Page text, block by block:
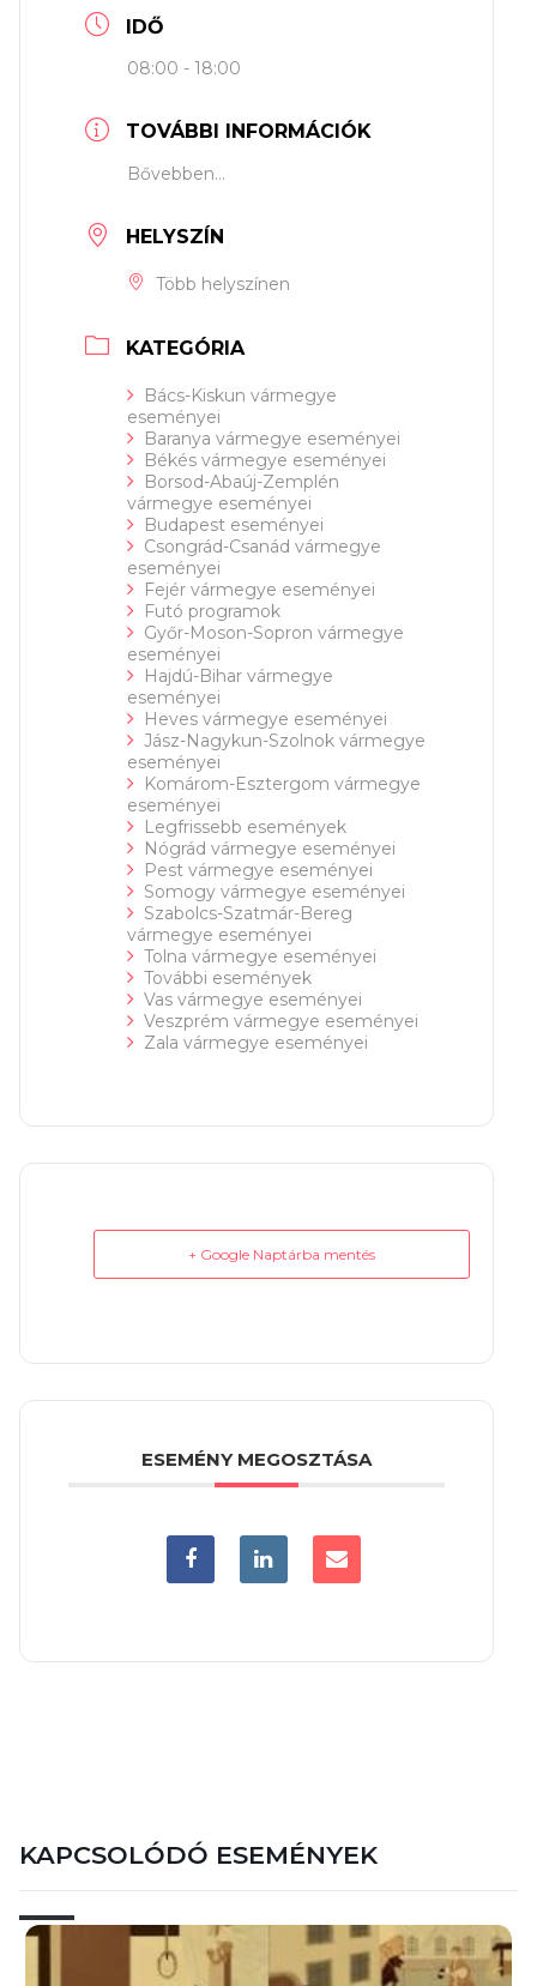
IDŐ
08:00 - 18:00
TOVÁBBI INFORMÁCIÓK
Bővebben...
HELYSZÍN
Több helyszínen
KATEGÓRIA
Bács-Kiskun vármegye
eseményei
Baranya vármegye eseményei
Békés vármegye eseményei
Borsod-Abaúj-Zemplén
vármegye eseményei
Budapest eseményei
Csongrád-Csanád vármegye
eseményei
Fejér vármegye eseményei
Futó programok
Győr-Moson-Sopron vármegye
eseményei
Hajdú-Bihar vármegye
eseményei
Heves vármegye eseményei
Jász-Nagykun-Szolnok vármegye
eseményei
Komárom-Esztergom vármegye
eseményei
Legfrissebb események
Nógrád vármegye eseményei
Pest vármegye eseményei
Somogy vármegye eseményei
Szabolcs-Szatmár-Bereg
vármegye eseményei
Tolna vármegye eseményei
További események
Vas vármegye eseményei
Veszprém vármegye eseményei
Zala vármegye eseményei
+ Google Naptárba mentés
ESEMÉNY MEGOSZTÁSA
KAPCSOLÓDÓ ESEMÉNYEK